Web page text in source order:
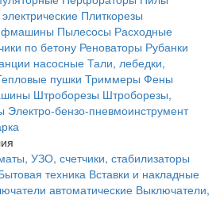
Плиткорезы
Пылесосы Расходные
по бетону Реноваторы Рубанки
насосные Тали, лебедки,
пушки Триммеры Фены
Штроборезы Штроборезы,
Электро-бензо-пневмоинструмент
УЗО, счетчики, стабилизаторы
техника Вставки и накладные
автоматические Выключатели,